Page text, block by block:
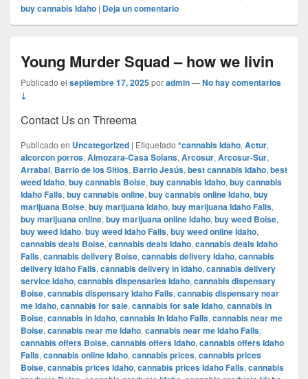
buy cannabis Idaho | Deja un comentario
Young Murder Squad – how we livin
Publicado el septiembre 17, 2025poradmin—No hay comentarios
↓
Contact Us on Threema
Publicado en Uncategorized | Etiquetado *cannabis Idaho, Actur,
alcorcon porros, Almozara-Casa Solans, Arcosur, Arcosur-Sur,
Arrabal, Barrio de los Sitios, Barrio Jesús, best cannabis Idaho, best
weed Idaho, buy cannabis Boise, buy cannabis Idaho, buy cannabis
Idaho Falls, buy cannabis online, buy cannabis online Idaho, buy
marijuana Boise, buy marijuana Idaho, buy marijuana Idaho Falls,
buy marijuana online, buy marijuana online Idaho, buy weed Boise,
buy weed Idaho, buy weed Idaho Falls, buy weed online Idaho,
cannabis deals Boise, cannabis deals Idaho, cannabis deals Idaho
Falls, cannabis delivery Boise, cannabis delivery Idaho, cannabis
delivery Idaho Falls, cannabis delivery in Idaho, cannabis delivery
service Idaho, cannabis dispensaries Idaho, cannabis dispensary
Boise, cannabis dispensary Idaho Falls, cannabis dispensary near
me Idaho, cannabis for sale, cannabis for sale Idaho, cannabis in
Boise, cannabis in Idaho, cannabis in Idaho Falls, cannabis near me
Boise, cannabis near me Idaho, cannabis near me Idaho Falls,
cannabis offers Boise, cannabis offers Idaho, cannabis offers Idaho
Falls, cannabis online Idaho, cannabis prices, cannabis prices
Boise, cannabis prices Idaho, cannabis prices Idaho Falls, cannabis